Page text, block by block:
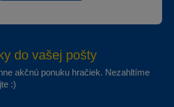
do vašej pošty
akčnú ponuku hračiek. Nezahltíme
:)